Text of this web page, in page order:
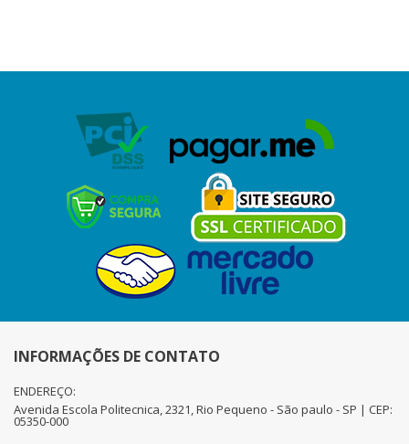
INFORMAÇÕES DE CONTATO
ENDEREÇO:
Avenida Escola Politecnica, 2321, Rio Pequeno - São paulo - SP | CEP:
05350-000